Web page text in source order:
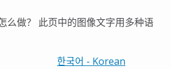
么做？
此页中的图像文字用多种语
한국어 - Korean